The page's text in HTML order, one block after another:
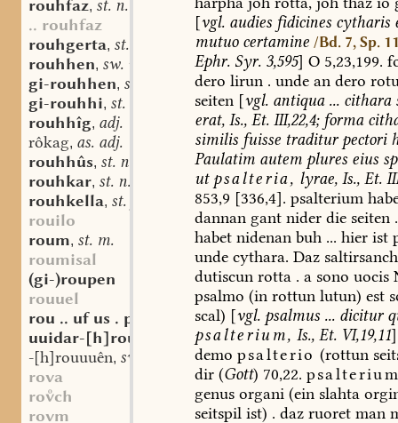
rouhfaz, st. n.
.. rouhfaz
rouhgerta, st. f.
rouhhen, sw. v.
gi-rouhhen, sw. v.
gi-rouhhi, st. n.
rouhhîg, adj.
rôkag, as. adj.
rouhhûs, st. n.
rouhkar, st. n.
rouhkella, st. f.
rouilo
roum, st. m.
roumisal
(gi-)roupen
rouuel
rou .. uf us . piu
uuidar-[h]rouuuen
sw. v.
-[h]rouuuên, sw. v.
rova
roch
rovm
[vgl.audiesfidicinescytharis
mutuocertamine /Bd. 7, Sp.
Ephr.Syr.3,595] O5,23,199.
dero lirun. undeandero
seiten [vgl.antiqua...cithara
erat,Is.,Et. III,22,4;forma
similisfuissetraditur pectori
Paulatimautemplureseius
ut psalteria, lyrae, Is., Et.
853,9 [336,4]. psalterium
dannangant niderdieseiten
habetnidenanbuh... hierist
undecythara. Dazsaltirsanch
dutiscunrotta. asono uocis
psalmo (inrottunlutun) est
scal) [vgl. psalmus...dicitur
psalterium, Is., Et. VI,19,11]
demo psalterio (rottun
dir(Gott) 70,22.
genusorgani(einslahta
seitspil ist) . dazruoretman